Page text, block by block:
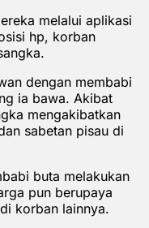
melalui aplikasi
hp, korban
dengan membabi
ia bawa. Akibat
mengakibatkan
sabetan pisau di
buta melakukan
pun berupaya
korban lainnya.